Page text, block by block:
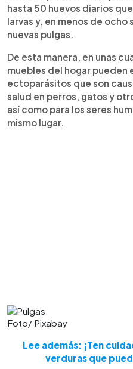
hasta 50 huevos diarios
larvas y, en menos de ocho
nuevas pulgas.
De esta manera, en unas
muebles del hogar pueden
ectoparásitos que son
salud en perros, gatos y
así como para los seres
mismo lugar.
Foto/ Pixabay
Lee además: ¡Ten
verduras que